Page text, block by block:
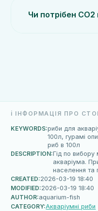
Чи потрібен СО2
ℹ️ ІНФОРМАЦІЯ ПРО
KEYWORDS:риби для
100л, гурамі
риб в 100л
DESCRIPTION:Гід по вибору
акваріума.
населення та
CREATED:2026-03-19 18:40
MODIFIED:2026-03-19 18:40
AUTHOR:aquarium-fish
CATEGORY:Акваріумні риби